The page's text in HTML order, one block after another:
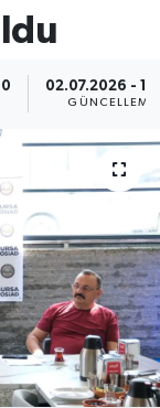
02.07.2026 -
GÜNCELLEME